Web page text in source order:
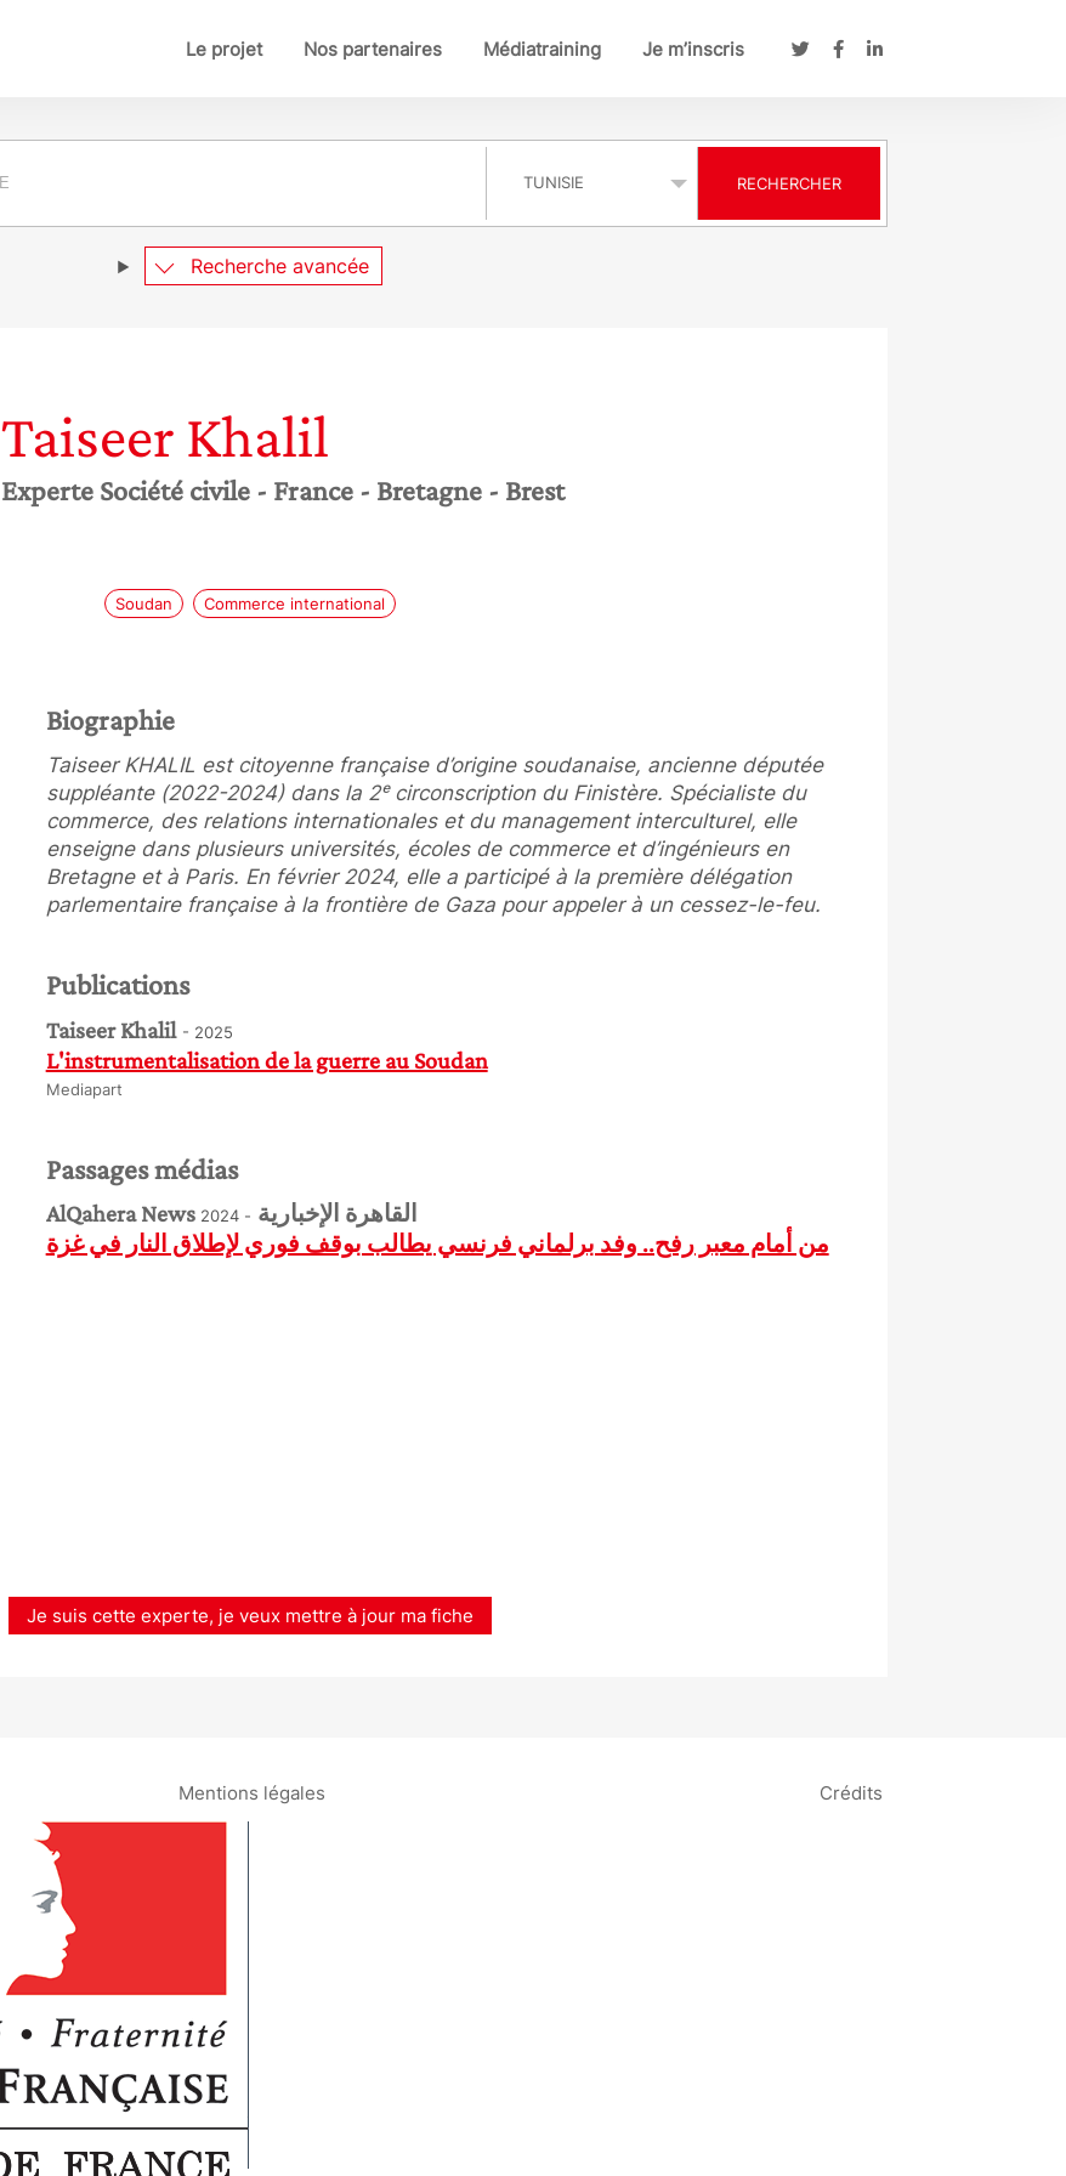
Le projet Nos partenaires Médiatraining Je m’inscris
RECHERCHER
Recherche avancée
Taiseer Khalil
Experte Société civile - France - Bretagne - Brest
Soudan Commerce international
Biographie
Taiseer KHALIL est citoyenne française d’origine soudanaise, ancienne députée
suppléante (2022-2024) dans la 2ᵉ circonscription du Finistère. Spécialiste du
commerce, des relations internationales et du management interculturel, elle
enseigne dans plusieurs universités, écoles de commerce et d’ingénieurs en
Bretagne et à Paris. En février 2024, elle a participé à la première délégation
parlementaire française à la frontière de Gaza pour appeler à un cessez-le-feu.
Publications
Taiseer Khalil - 2025
L'instrumentalisation de la guerre au Soudan
Mediapart
Passages médias
AlQahera News القاهرة الإخبارية - 2024
من أمام معبر رفح.. وفد برلماني فرنسي يطالب بوقف فوري لإطلاق النار في غزة
Je suis cette experte, je veux mettre à jour ma fiche
Mentions légales Crédits